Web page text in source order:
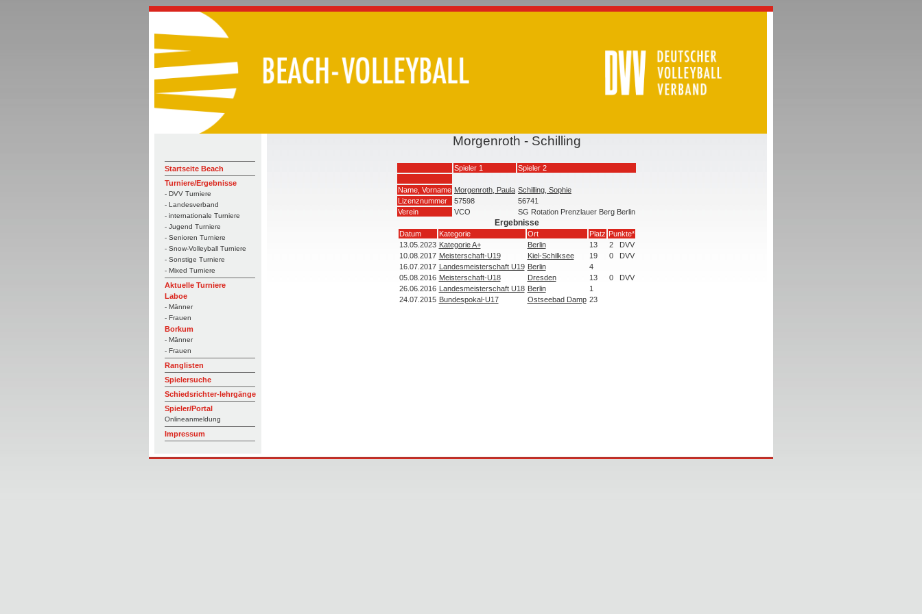
Startseite Beach
Turniere/Ergebnisse
- DVV Turniere
- Landesverband
- internationale Turniere
- Jugend Turniere
- Senioren Turniere
- Snow-Volleyball Turniere
- Sonstige Turniere
- Mixed Turniere
Aktuelle Turniere
Laboe
- Männer
- Frauen
Borkum
- Männer
- Frauen
Ranglisten
Spielersuche
Schiedsrichter-lehrgänge
Spieler/Portal
Onlineanmeldung
Impressum
Morgenroth - Schilling
Spieler 1 Spieler 2
Name, Vorname Morgenroth, Paula Schilling, Sophie
Lizenznummer
57598
56741
Verein
VCO SG Rotation Prenzlauer Berg Berlin
Ergebnisse
Datum Kategorie Ort Platz Punkte*
13.05.2023 Kategorie A+ Berlin 13 2
DVV
10.08.2017 Meisterschaft-U19 Kiel-Schilksee 19 0
DVV
16.07.2017 Landesmeisterschaft U19 Berlin
4
05.08.2016 Meisterschaft-U18 Dresden 13 0
DVV
26.06.2016 Landesmeisterschaft U18 Berlin
1
24.07.2015 Bundespokal-U17 Ostseebad Damp 23